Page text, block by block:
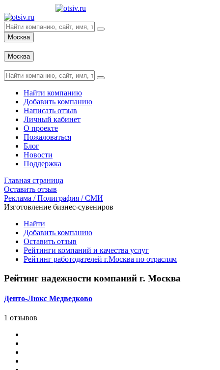
Москва
Москва
Найти компанию
Добавить компанию
Написать отзыв
Личный кабинет
О проекте
Пожаловаться
Блог
Новости
Поддержка
Главная страница
Оставить отзыв
Реклама / Полиграфия / СМИ
Изготовление бизнес-сувениров
Найти
Добавить компанию
Оставить отзыв
Рейтинги компаний и качества услуг
Рейтинг работодателей г.Москва по отраслям
Рейтинг надежности компаний г. Москва
Денто-Люкс Медведково
1 отзывов